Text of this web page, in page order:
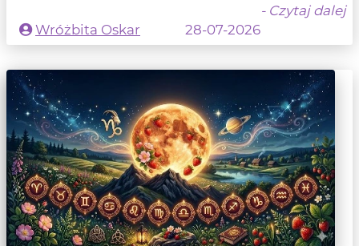
- Czytaj dalej
Wróżbita Oskar
28-07-2026